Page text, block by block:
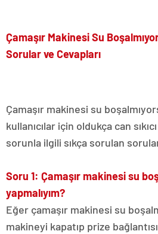
Çamaşır Makinesi Su
Sorular ve Cevapları
Çamaşır makinesi su
kullanıcılar için oldukça can
sorunla ilgili sıkça sorulan
Soru 1: Çamaşır makinesi su
yapmalıyım?
Eğer çamaşır makinesi su
makineyi kapatıp prize